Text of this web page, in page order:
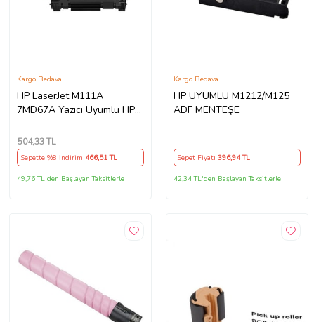
HP LaserJet M111A
7MD67A Yazıcı Uyumlu HP
Toner (Siyah)
Kargo Bedava
504,33 TL
Sepette %8 İndirim 466,51 TL
49,76 TL'den Başlayan Taksitlerle
HP UYUMLU M1212/M125
ADF MENTEŞE
Kargo Bedava
Sepet Fiyatı 396,94 TL
42,34 TL'den Başlayan Taksitlerle